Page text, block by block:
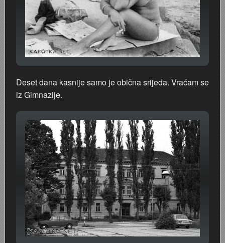
Deset dana kasnije samo je obična srijeda. Vraćam se
iz Gimnazije.